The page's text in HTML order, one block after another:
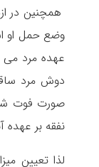
همچنین در
وضع حمل او
عهده مرد
دوش مرد
صورت فوت
نفقه بر
لذا تعیین